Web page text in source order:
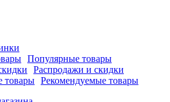
Популярные товары
Распродажи и скидки
Рекомендуемые товары